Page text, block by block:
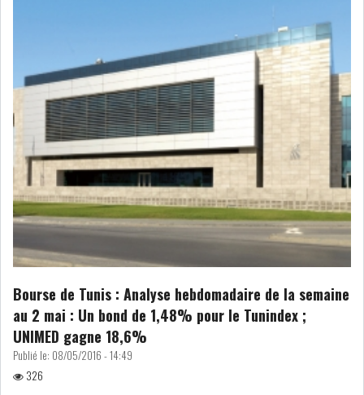
SOUS LES 80 DOLL...
DANS UNE ÈRE DE FAIBLE
CROISSANCE, L...
INTERVIEWS
TUSTEX PLUS
Bourse de Tunis : Analyse hebdomadaire de la semaine
au 2 mai : Un bond de 1,48% pour le Tunindex ;
UNIMED gagne 18,6%
Publié le: 08/05/2016 - 14:49
326